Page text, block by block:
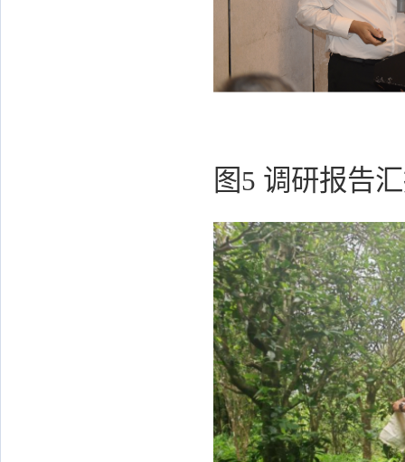
图5 调研报告